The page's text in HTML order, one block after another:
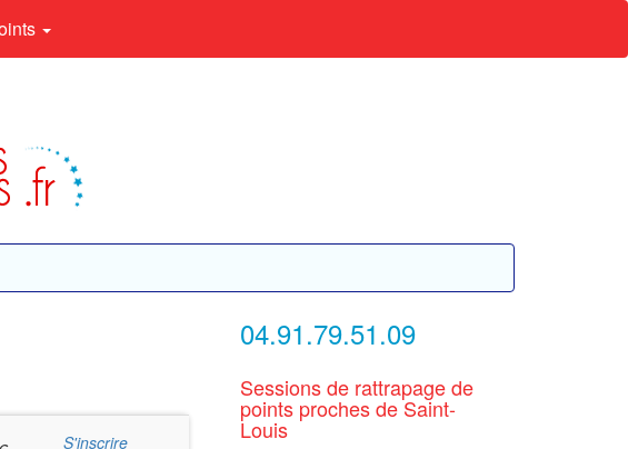
S'inscrire
04.91.79.51.09
Sessions de rattrapage de
points proches de Saint-
Louis